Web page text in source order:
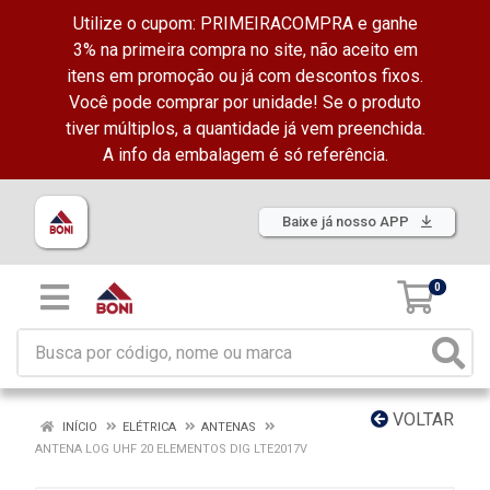
Utilize o cupom: PRIMEIRACOMPRA e ganhe
3% na primeira compra no site, não aceito em
itens em promoção ou já com descontos fixos.
Você pode comprar por unidade! Se o produto
tiver múltiplos, a quantidade já vem preenchida.
A info da embalagem é só referência.
Baixe já nosso APP
0
VOLTAR
INÍCIO ELÉTRICA
ANTENAS
ANTENA LOG UHF 20 ELEMENTOS DIG LTE2017V